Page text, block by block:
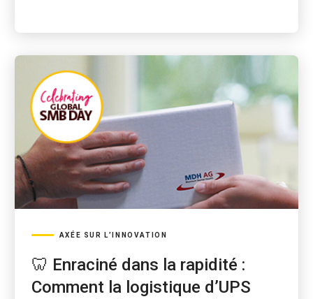
AXÉE SUR L’INNOVATION
🦷 Enraciné dans la rapidité :
Comment la logistique d’UPS